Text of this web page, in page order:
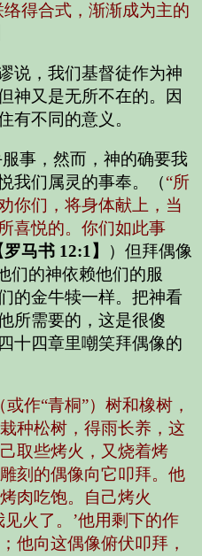
络得合式，渐渐成为主的
说，我们基督徒作为神
神又是无所不在的。因
有不同的意义。
事，然而，神的确要我
我们属灵的事奉。（“所
你们，将身体献上，当
喜悦的。你们如此事
罗马书 12:1】
）但拜偶像
们的神依赖他们的服
的金牛犊一样。把神看
所需要的，这是很傻
十四章里嘲笑拜偶像的
作“青桐”）树和橡树，
种松树，得雨长养，这
取些烤火，又烧着烤
刻的偶像向它叩拜。他
肉吃饱。自己烤火
火了。’他用剩下的作
他向这偶像俯伏叩拜，